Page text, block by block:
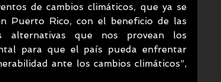
de cambios climáticos, que ya se
Puerto Rico, con el beneficio de las
alternativas que nos provean los
para que el país pueda enfrentar
ante los cambios climáticos”,